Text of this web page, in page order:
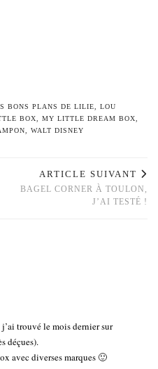
BONS PLANS DE LILIE, LOU
BOX, MY LITTLE DREAM BOX,
, WALT DISNEY
ARTICLE SUIVANT
BAGEL CORNER À TOULON,
J’AI TESTÉ !
trouvé le mois dernier sur
déçues).
avec diverses marques 🙂